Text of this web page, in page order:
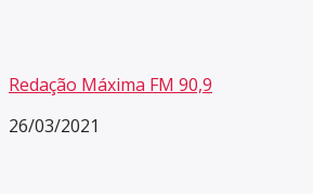
Redação Máxima FM 90,9
26/03/2021